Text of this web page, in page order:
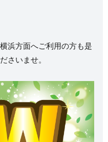
浜方面へご利用の方も是
さいませ。